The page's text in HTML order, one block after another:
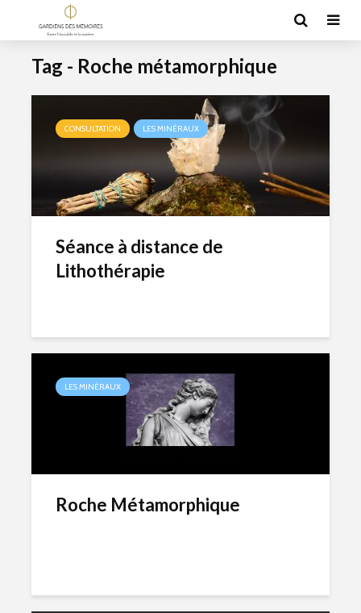
Tag - Roche métamorphique
CONSULTATION LES MINÉRAUX
Séance à distance de
Lithothérapie
LES MINÉRAUX
Roche Métamorphique